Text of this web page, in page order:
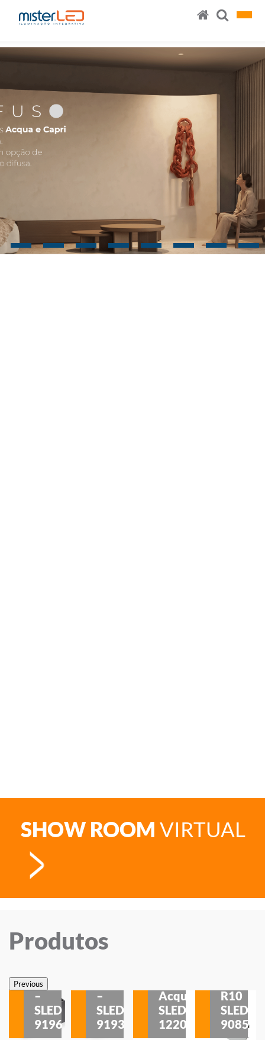
SHOW ROOM VIRTUAL
Produtos
PreviousSobrepor
–
SLED
9196
–
SLED
9193
Acqua
SLED
1220
R10
SLED
9085